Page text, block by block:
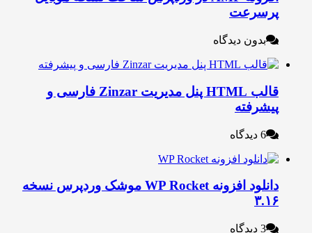
بدون دیدگاه
قالب HTML پنل مدیریت Zinzar فارسی و
دانلود افزونه WP Rocket موشک وردپرس نسخه